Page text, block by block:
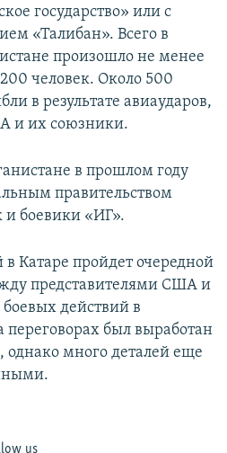
государство» или с
«Талибан». Всего в
произошло не менее
человек. Около 500
в результате авиаударов,
и их союзники.
в прошлом году
правительством
и боевики «ИГ».
в Катаре пройдет очередной
представителями США и
действий в
переговорах был выработан
однако много деталей еще
us